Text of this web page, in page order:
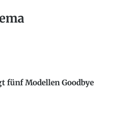
fünf Modellen Goodbye